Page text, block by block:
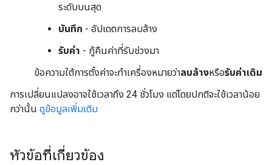
ระดับบนสุด
บันทึก - อัปเดตการลบล้าง
รับค่า - กู้คืนค่าที่รับช่วงมา
ข้อความใต้การตั้งค่าจะทำเครื่องหมายว่าลบล้างหรือรับค่าเดิม
การเปลี่ยนแปลงอาจใช้เวลาถึง 24 ชั่วโมง แต่โดยปกติจะใช้เวลาน้อย
กว่านั้น ดูข้อมูลเพิ่มเติม
หัวข้อที่เกี่ยวข้อง